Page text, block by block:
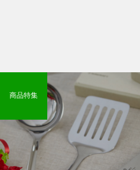
商品特集